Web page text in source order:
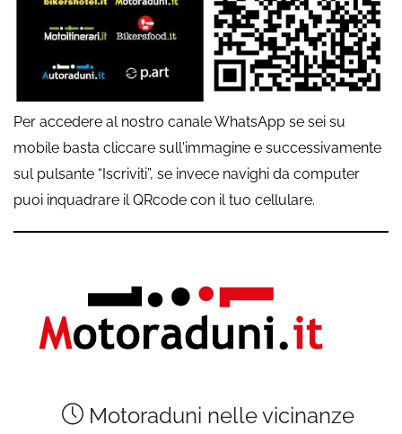
Per accedere al nostro canale WhatsApp se sei su
mobile basta cliccare sull'immagine e successivamente
sul pulsante “Iscriviti”, se invece navighi da computer
puoi inquadrare il QRcode con il tuo cellulare.
Motoraduni nelle vicinanze